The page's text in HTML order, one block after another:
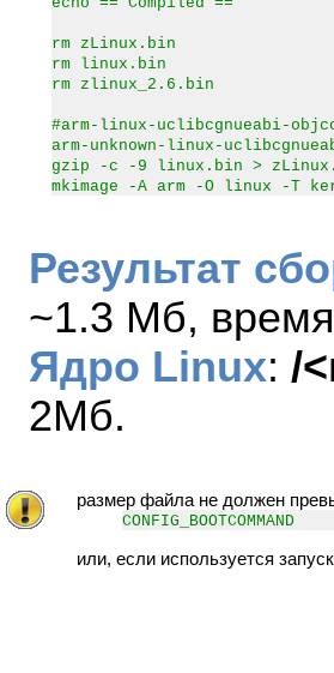
rm zLinux.bin
rm linux.bin
rm zlinux_2.6.bin
#arm-linux-uclibcgnueabi-
arm-unknown-linux-
gzip -c -9 linux.bin >
mkimage -A arm -O linux -T
Результат
~1.3 Мб,
Ядро Linux: /
2Мб.
размер файла не должен
или, если используется